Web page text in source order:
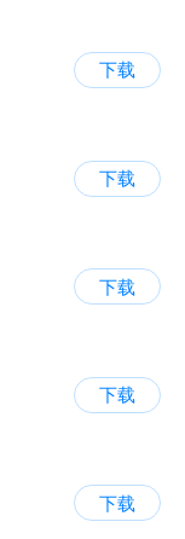
下载
下载
下载
下载
下载